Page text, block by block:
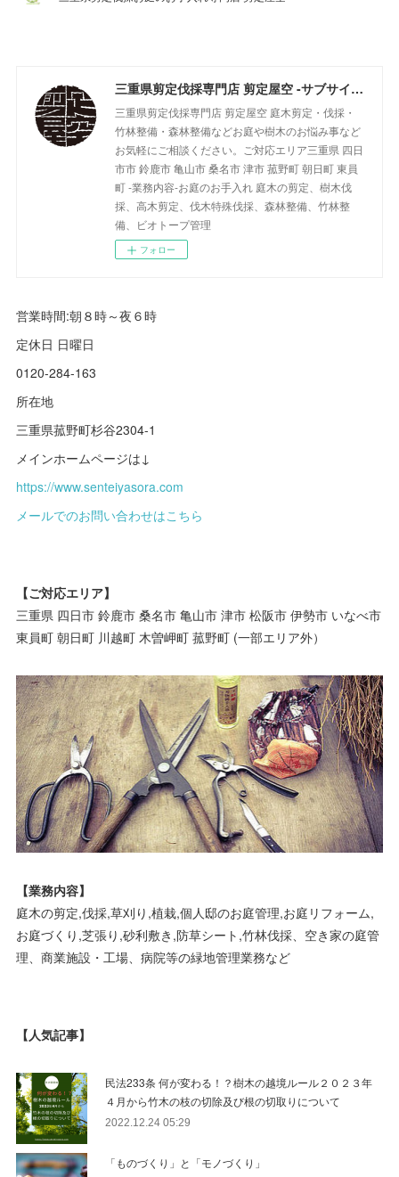
三重県剪定伐採専門店 剪定屋空 -サブサイト-
三重県剪定伐採専門店 剪定屋空 庭木剪定・伐採・
竹林整備・森林整備などお庭や樹木のお悩み事など
お気軽にご相談ください。ご対応エリア三重県 四日
市市 鈴鹿市 亀山市 桑名市 津市 菰野町 朝日町 東員
町 -業務内容-お庭のお手入れ 庭木の剪定、樹木伐
採、高木剪定、伐木特殊伐採、森林整備、竹林整
備、ビオトープ管理
フォロー
営業時間:朝８時～夜６時
定休日 日曜日
0120-284-163
所在地
三重県菰野町杉谷2304-1
メインホームページは↓
https://www.senteiyasora.com
メールでのお問い合わせはこちら
【ご対応エリア】
三重県 四日市 鈴鹿市 桑名市 亀山市 津市 松阪市 伊勢市 いなべ市
東員町 朝日町 川越町 木曽岬町 菰野町 (一部エリア外）
【業務内容】
庭木の剪定,伐採,草刈り,植栽,個人邸のお庭管理,お庭リフォーム,
お庭づくり,芝張り,砂利敷き,防草シート,竹林伐採、空き家の庭管
理、商業施設・工場、病院等の緑地管理業務など
【人気記事】
民法233条 何が変わる！？樹木の越境ルール２０２３年
４月から竹木の枝の切除及び根の切取りについて
2022.12.24 05:29
「ものづくり」と「モノづくり」